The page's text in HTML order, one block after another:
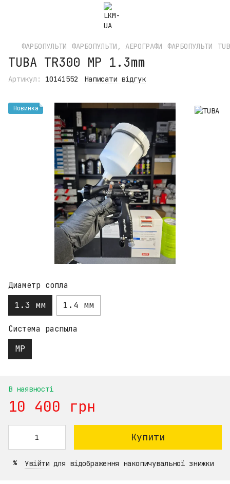
ФАРБОПУЛЬТИ ФАРБОПУЛЬТИ, АЕРОГРАФИ ФАРБОПУЛЬТИ
TUBA TR300 MP 1.3mm
Артикул: 10141552 Написати відгук
Новинка
Диаметр сопла
1.3 мм 1.4 мм
Система распыла
MP
В наявності
10 400 грн
Купити
% Увійти для відображення накопичувальної знижки